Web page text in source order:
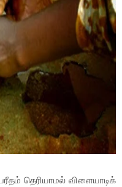
தெரியாமல் விளையாடிக்